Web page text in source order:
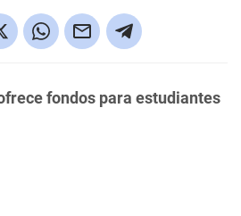
fondos para estudiantes